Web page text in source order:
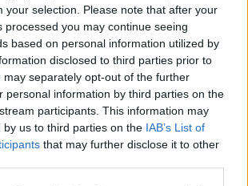
your selection. Please note that after your
processed you may continue seeing
based on personal information utilized by
disclosed to third parties prior to
may separately opt-out of the further
personal information by third parties on the
participants. This information may
by us to third parties on the IAB’s List of
that may further disclose it to other